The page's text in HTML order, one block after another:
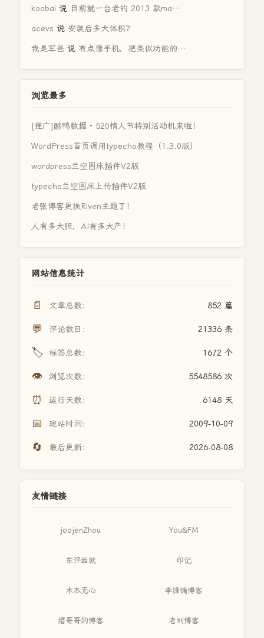
koobai 说 目前就一台老的 2013 款ma…
acevs 说 安装后多大体积？
我是军爸 说 有点像手机，把类似功能的…
浏览最多
[推广]酷鸭数据 · 520情人节特别活动机来啦！
WordPress首页调用typecho教程（1.3.0版）
wordpress兰空图床插件V2版
typecho兰空图床上传插件V2版
老张博客更换Riven主题了！
人有多大胆，AI有多大产！
网站信息统计
📄 文章总数： 852 篇
💬 评论数目： 21336 条
🏷️ 标签总数： 1672 个
👁️ 浏览次数： 5548586 次
⏰ 运行天数： 6148 天
📅 建站时间： 2009-10-09
🔄 最后更新： 2026-08-08
友情链接
joojenZhou You&FM
东评西就 印记
木本无心 李锋镝博客
缙哥哥的博客 老刘博客